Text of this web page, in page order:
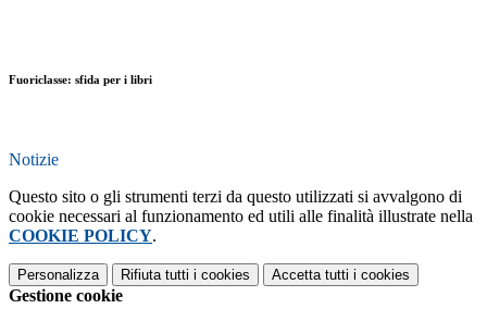
Fuoriclasse: sfida per i libri
Notizie
Questo sito o gli strumenti terzi da questo utilizzati si avvalgono di
cookie necessari al funzionamento ed utili alle finalità illustrate nella
COOKIE POLICY.
Personalizza Rifiuta tutti i cookies Accetta tutti i cookies
Gestione cookie